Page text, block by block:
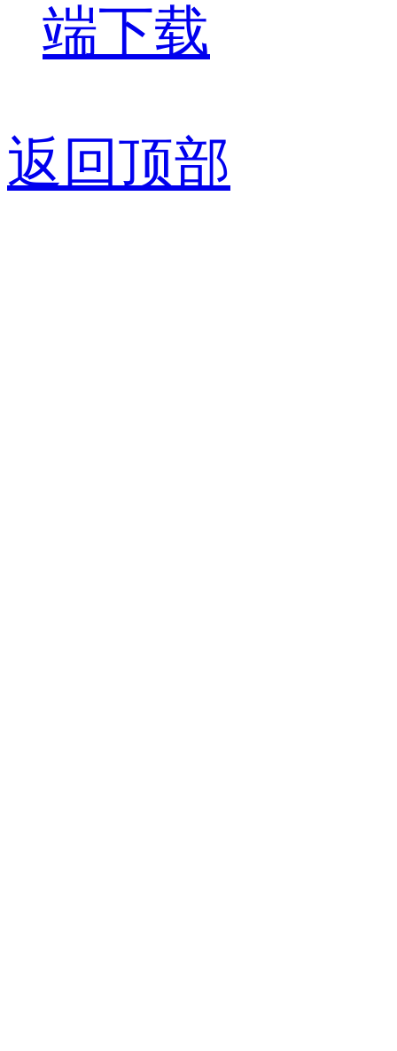
端下载
返回顶部